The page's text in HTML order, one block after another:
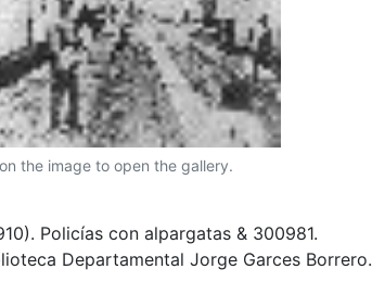
the image to open the gallery.
Policías con alpargatas & 300981.
Departamental Jorge Garces Borrero.